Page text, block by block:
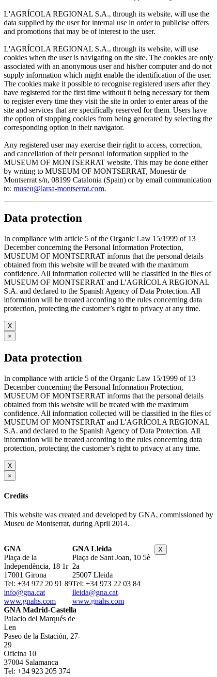
L'AGRÍCOLA REGIONAL S.A., through its website, will use the
data supplied by the user for internal use in order to publicise offers
and promotions that may be of interest to the user.
L'AGRÍCOLA REGIONAL S.A., through its website, will use
cookies when the user is navigating on the site. The cookies are only
associated with an anonymous user and his/her computer and do not
supply information which might enable the identification of the user.
The cookies make it possible to recognise registered users after they
have registered for the first time without it being necessary for them
to register every time they visit the site in order to enter areas of the
site and services that are specifically reserved for them. Users have
the option of stopping cookies from being generated by selecting the
corresponding option in their navigator.
Any registered user may exercise their right to access, correction,
and cancellation of their personal information supplied to the
MUSEUM OF MONTSERRAT website. This may be done either
by writing to MUSEUM OF MONTSERRAT, Monestir de
Montserrat s/n, 08199 Catalonia (Spain) or by email communication
to: museu@larsa-montserrat.com.
Data protection
In compliance with article 5 of the Organic Law 15/1999 of 13
December concerning the Personal Information Protection,
MUSEUM OF MONTSERRAT informs that the personal details
obtained from this website will be treated with the maximum
confidence. All information collected will be classified in the files of
MUSEUM OF MONTSERRAT and L'AGRÍCOLA REGIONAL
S.A. and declared to the Spanish Agency of Data Protection. All
information will be treated according to the rules concerning data
protection, protecting the customer’s right to privacy at any time.
X
×
Data protection
In compliance with article 5 of the Organic Law 15/1999 of 13
December concerning the Personal Information Protection,
MUSEUM OF MONTSERRAT informs that the personal details
obtained from this website will be treated with the maximum
confidence. All information collected will be classified in the files of
MUSEUM OF MONTSERRAT and L'AGRÍCOLA REGIONAL
S.A. and declared to the Spanish Agency of Data Protection. All
information will be treated according to the rules concerning data
protection, protecting the customer’s right to privacy at any time.
X
×
Credits
This website was created and developed by GNA, commissioned by
Museu de Montserrat, during April 2014.
GNA
Plaça de la
Independència, 18 1r
17001 Girona
Tel: +34 972 20 91 89
info@gna.cat
www.gnahs.com
GNA Lleida
Plaça de Sant Joan, 10 5è
2a
25007 Lleida
Tel: +34 973 22 03 84
lleida@gna.cat
www.gnahs.com
GNA Madrid-Castella
Palacio del Marqués de
Len
Paseo de la Estación, 27-
29
Oficina 10
37004 Salamanca
Tel: +34 923 205 374
X